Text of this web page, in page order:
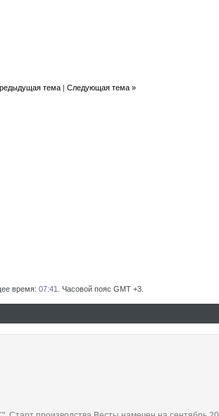
тема| Следующая тема »
время: 07:41 . Часовой пояс GMT +3.